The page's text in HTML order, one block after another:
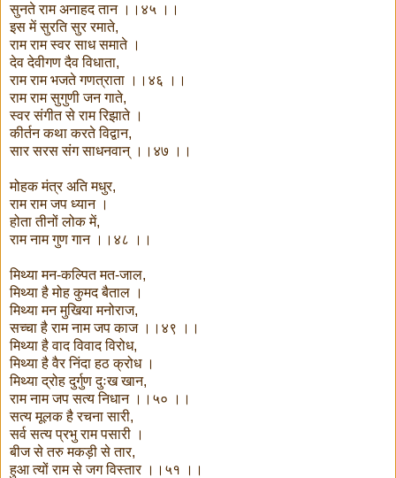
सुनते राम अनाहद तान ।।४५ ।।
इस में सुरति सुर रमाते,
राम राम स्वर साध समाते ।
देव देवीगण दैव विधाता,
राम राम भजते गणत्राता ।।४६ ।।
राम राम सुगुणी जन गाते,
स्वर संगीत से राम रिझाते ।
कीर्तन कथा करते विद्वान,
सार सरस संग साधनवान् ।।४७ ।।
मोहक मंत्र अति मधुर,
राम राम जप ध्यान ।
होता तीनों लोक में,
राम नाम गुण गान ।।४८ ।।
मिथ्या मन-कल्पित मत-जाल,
मिथ्या है मोह कुमद बैताल ।
मिथ्या मन मुखिया मनोराज,
सच्चा है राम नाम जप काज ।।४९ ।।
मिथ्या है वाद विवाद विरोध,
मिथ्या है वैर निंदा हठ क्रोध ।
मिथ्या द्रोह दुर्गुण दुःख खान,
राम नाम जप सत्य निधान ।।५० ।।
सत्य मूलक है रचना सारी,
सर्व सत्य प्रभु राम पसारी ।
बीज से तरु मकड़ी से तार,
हुआ त्यों राम से जग विस्तार ।।५१ ।।